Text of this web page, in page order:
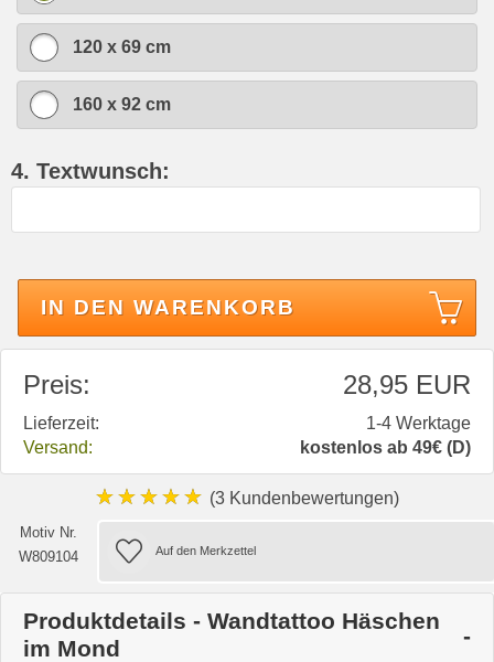
120 x 69 cm
160 x 92 cm
4. Textwunsch:
IN DEN WARENKORB
Preis: 28,95 EUR
Lieferzeit:
1-4 Werktage
Versand:
kostenlos ab 49€ (D)
★★★★★ (3 Kundenbewertungen)
Motiv Nr.
W809104
Produktdetails - Wandtattoo Häschen
im Mond